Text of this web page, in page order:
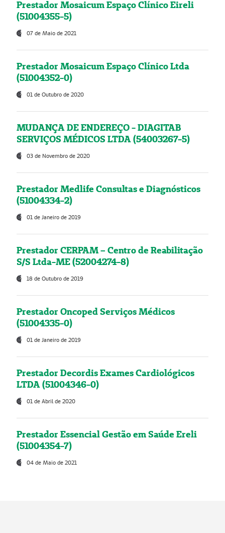
Prestador Mosaicum Espaço Clínico Eireli
(51004355-5)
07 de Maio de 2021
Prestador Mosaicum Espaço Clínico Ltda
(51004352-0)
01 de Outubro de 2020
MUDANÇA DE ENDEREÇO - DIAGITAB
SERVIÇOS MÉDICOS LTDA (54003267-5)
03 de Novembro de 2020
Prestador Medlife Consultas e Diagnósticos
(51004334-2)
01 de Janeiro de 2019
Prestador CERPAM – Centro de Reabilitação
S/S Ltda-ME (52004274-8)
18 de Outubro de 2019
Prestador Oncoped Serviços Médicos
(51004335-0)
01 de Janeiro de 2019
Prestador Decordis Exames Cardiológicos
LTDA (51004346-0)
01 de Abril de 2020
Prestador Essencial Gestão em Saúde Ereli
(51004354-7)
04 de Maio de 2021